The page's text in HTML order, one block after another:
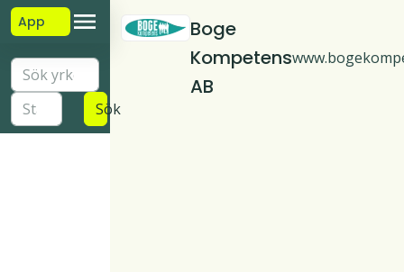
App
Sök
Boge
Kompetens
AB